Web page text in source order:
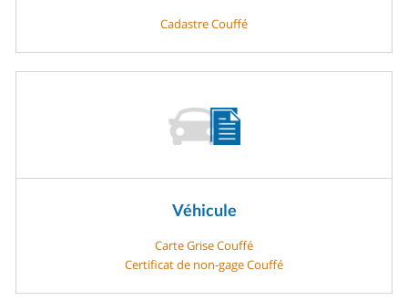
Cadastre Couffé
Véhicule
Carte Grise Couffé
Certificat de non-gage Couffé